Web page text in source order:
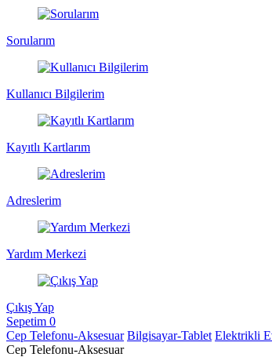
Sorularım
Kullanıcı Bilgilerim
Kayıtlı Kartlarım
Adreslerim
Yardım Merkezi
Çıkış Yap
Sepetim 0
Cep Telefonu-Aksesuar Bilgisayar-Tablet Elektrikli
Cep Telefonu-Aksesuar